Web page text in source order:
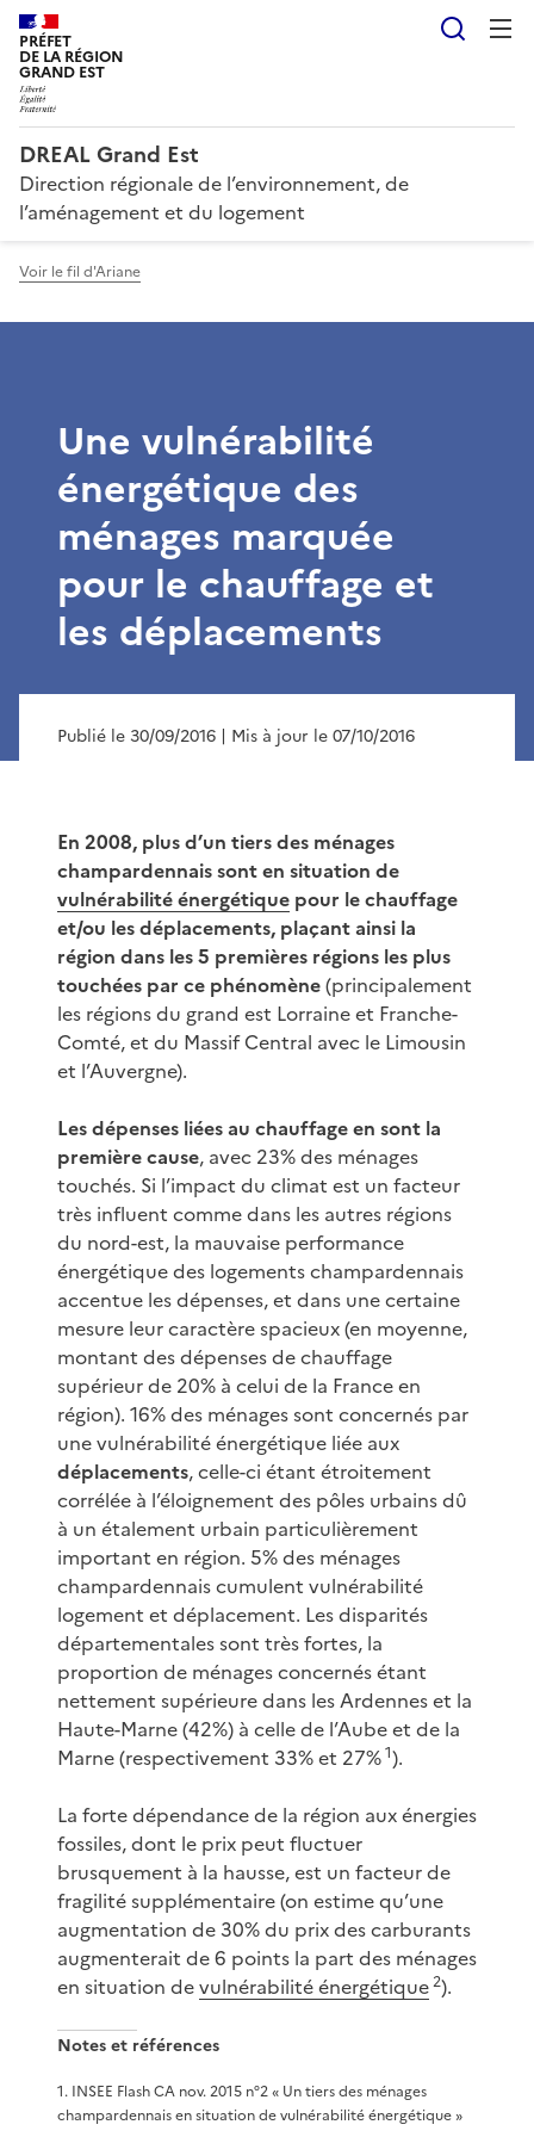
PRÉFET
DE LA RÉGION
GRAND EST
DREAL Grand Est
Direction régionale de l’environnement, de
l’aménagement et du logement
Voir le fil d'Ariane
Une vulnérabilité
énergétique des
ménages marquée
pour le chauffage et
les déplacements
Publié le 30/09/2016 | Mis à jour le 07/10/2016
En 2008, plus d’un tiers des ménages
champardennais sont en situation de
vulnérabilité énergétique pour le chauffage
et/ou les déplacements, plaçant ainsi la
région dans les 5 premières régions les plus
touchées par ce phénomène(principalement
les régions du grand est Lorraine et Franche-
Comté, et du Massif Central avec le Limousin
et l’Auvergne).
Les dépenses liées au chauffage en sont la
première cause, avec 23% des ménages
touchés. Si l’impact du climat est un facteur
très influent comme dans les autres régions
du nord-est, la mauvaise performance
énergétique des logements champardennais
accentue les dépenses, et dans une certaine
mesure leur caractère spacieux (en moyenne,
montant des dépenses de chauffage
supérieur de 20% à celui de la France en
région). 16% des ménages sont concernés par
une vulnérabilité énergétique liée aux
déplacements, celle-ci étant étroitement
corrélée à l’éloignement des pôles urbains dû
à un étalement urbain particulièrement
important en région. 5% des ménages
champardennais cumulent vulnérabilité
logement et déplacement. Les disparités
départementales sont très fortes, la
proportion de ménages concernés étant
nettement supérieure dans les Ardennes et la
Haute-Marne (42%) à celle de l’Aube et de la
Marne (respectivement 33% et 27%1).
La forte dépendance de la région aux énergies
fossiles, dont le prix peut fluctuer
brusquement à la hausse, est un facteur de
fragilité supplémentaire (on estime qu’une
augmentation de 30% du prix des carburants
augmenterait de 6 points la part des ménages
en situation devulnérabilité énergétique2).
Notes et références
1. INSEE Flash CA nov. 2015 n°2 « Un tiers des ménages
champardennais en situation de vulnérabilité énergétique »